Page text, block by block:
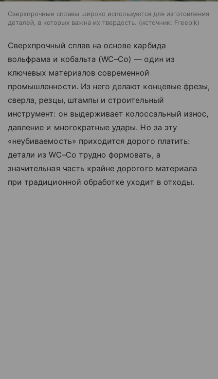
Сверхпрочные сплавы широко используются для изготовления
деталей, в которых важна их твердость.
источник: Freepik
Сверхпрочный сплав на основе карбида
вольфрама и кобальта (WC–Co) — один из
ключевых материалов современной
промышленности. Из него делают концевые фрезы,
сверла, резцы, штампы и строительный
инструмент: он выдерживает колоссальный износ,
давление и многократные удары. Но за эту
«неубиваемость» приходится дорого платить:
детали из WC–Co трудно формовать, а
значительная часть крайне дорогого материала
при традиционной обработке уходит в отходы.